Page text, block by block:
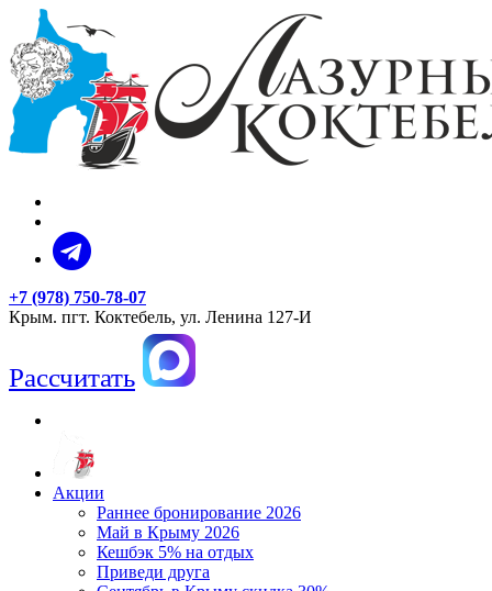
+7 (978) 750-78-07
Крым. пгт. Коктебель, ул. Ленина 127-И
Рассчитать
Акции
Раннее бронирование 2026
Май в Крыму 2026
Кешбэк 5% на отдых
Приведи друга